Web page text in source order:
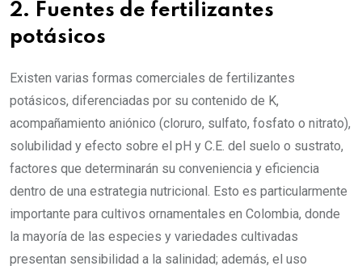
2. Fuentes de fertilizantes
potásicos
Existen varias formas comerciales de fertilizantes
potásicos, diferenciadas por su contenido de K,
acompañamiento aniónico (cloruro, sulfato, fosfato o nitrato),
solubilidad y efecto sobre el pH y C.E. del suelo o sustrato,
factores que determinarán su conveniencia y eficiencia
dentro de una estrategia nutricional. Esto es particularmente
importante para cultivos ornamentales en Colombia, donde
la mayoría de las especies y variedades cultivadas
presentan sensibilidad a la salinidad; además, el uso